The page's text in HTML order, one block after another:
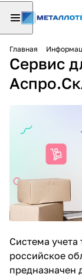
Главная
Сервис
Система учета
российское
предназначен